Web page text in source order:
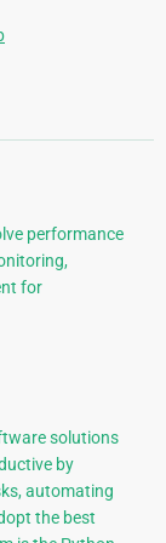
performance
for
solutions
by
automating
the best